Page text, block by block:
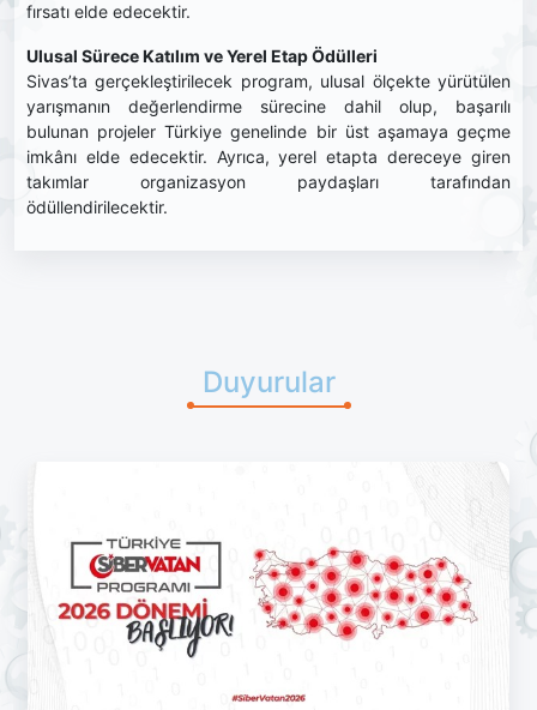
fırsatı elde edecektir.
Ulusal Sürece Katılım ve Yerel Etap Ödülleri
Sivas’ta gerçekleştirilecek program, ulusal ölçekte yürütülen
yarışmanın değerlendirme sürecine dahil olup, başarılı
bulunan projeler Türkiye genelinde bir üst aşamaya geçme
imkânı elde edecektir. Ayrıca, yerel etapta dereceye giren
takımlar organizasyon paydaşları tarafından
ödüllendirilecektir.
Duyurular